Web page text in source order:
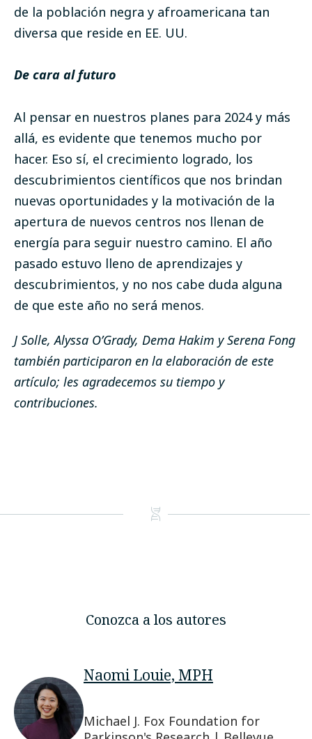
de la población negra y afroamericana tan
diversa que reside en EE. UU.
De cara al futuro
Al pensar en nuestros planes para 2024 y más
allá, es evidente que tenemos mucho por
hacer. Eso sí, el crecimiento logrado, los
descubrimientos científicos que nos brindan
nuevas oportunidades y la motivación de la
apertura de nuevos centros nos llenan de
energía para seguir nuestro camino. El año
pasado estuvo lleno de aprendizajes y
descubrimientos, y no nos cabe duda alguna
de que este año no será menos.
J Solle, Alyssa O’Grady, Dema Hakim y Serena Fong
también participaron en la elaboración de este
artículo; les agradecemos su tiempo y
contribuciones.
Conozca a los autores
Naomi Louie, MPH
Michael J. Fox Foundation for